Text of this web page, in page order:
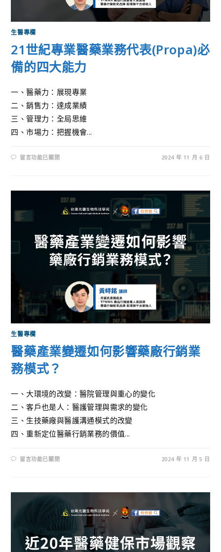
生醫專欄
21世紀專業醫藥業務代表(Propa)必
備的四大能力
一、醫藥力：展現專業
二、銷售力：達成業績
三、管理力：全局思維
四、市場力：把握機會...
留言功能已關閉 2024 年 11 月 6 日
生醫專欄
醫藥產業變遷如何影響藥廠行銷業
務模式？
一、大環境的改變：醫院管理與重心的變化
二、客戶也是人：醫護管理與需求的變化
三、生技藥廠與醫護溝通模式的改變
四、重新定位醫藥行銷業務的價值...
留言功能已關閉 2024 年 11 月 5 日